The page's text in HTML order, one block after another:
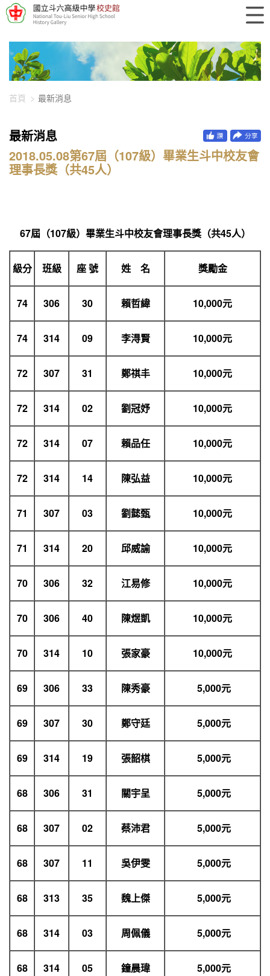
448-3395
首頁 最新消息
最新消息
2018.05.08第67屆（107級）畢業生斗中校友會
理事長獎（共45人）
67屆（107級）畢業生斗中校友會理事長獎（共45人）
級分 班級 座 號 姓 名 獎勵金
74 306 30 賴哲緯 10,000元
74 314 09 李淂賢 10,000元
72 307 31 鄭祺丰 10,000元
72 314 02 劉冠妤 10,000元
72 314 07 賴品任 10,000元
72 314 14 陳弘益 10,000元
71 307 03 劉懿甄 10,000元
71 314 20 邱威諭 10,000元
70 306 32 江易修 10,000元
70 306 40 陳煜凱 10,000元
70 314 10 張家豪 10,000元
69 306 33 陳秀豪 5,000元
69 307 30 鄭守廷 5,000元
69 314 19 張韶棋 5,000元
68 306 31 關宇呈 5,000元
68 307 02 蔡沛君 5,000元
68 307 11 吳伊雯 5,000元
68 313 35 魏上傑 5,000元
68 314 03 周佩儀 5,000元
68 314 05 鐘晨瑋 5,000元